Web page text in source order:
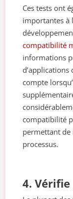
Ces tests ont
importantes à
compatibilité
informations
compte
compatibilité
permettant de
processus.
4.